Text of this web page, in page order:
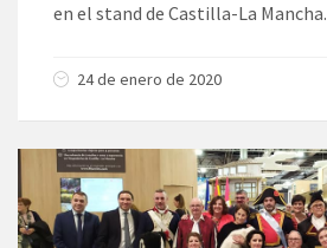
en el stand de Castilla-La Mancha.
24 de enero de 2020